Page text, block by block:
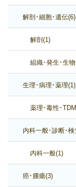
解剖･細胞･遺伝(6)
解剖(1)
組織･発生･生
生理･病理･薬理(1)
薬理･毒性･
内科一般･診断･検
内科一般(1)
癌･腫瘍(3)